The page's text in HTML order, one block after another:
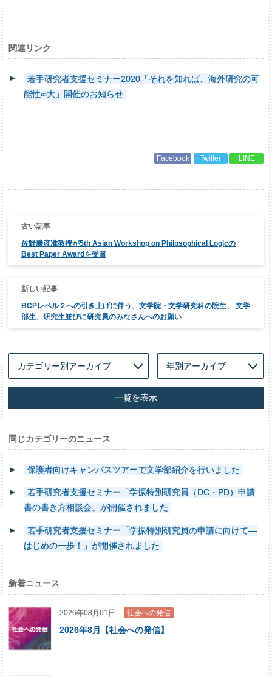
関連リンク
若手研究者支援セミナー2020「それを知れば、海外研究の可
能性∞大」開催のお知らせ
Facebook Twitter LINE
佐野勝彦准教授が5th Asian Workshop on Philosophical Logicの
Best Paper Awardを受賞
BCPレベル２への引き上げに伴う、文学院・文学研究科の院生、 文学
部生、研究生並びに研究員のみなさんへのお願い
一覧を表示
同じカテゴリーのニュース
保護者向けキャンパスツアーで文学部紹介を行いました
若手研究者支援セミナー「学振特別研究員（DC・PD）申請
書の書き方相談会」が開催されました
若手研究者支援セミナー「学振特別研究員の申請に向けて―
はじめの一歩！」が開催されました
新着ニュース
2026年08月01日 社会への発信
2026年8月【社会への発信】